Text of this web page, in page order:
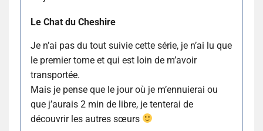
Le Chat du Cheshire
Je n’ai pas du tout suivie cette série, je n’ai lu que
le premier tome et qui est loin de m’avoir
transportée.
Mais je pense que le jour où je m’ennuierai ou
que j’aurais 2 min de libre, je tenterai de
découvrir les autres sœurs